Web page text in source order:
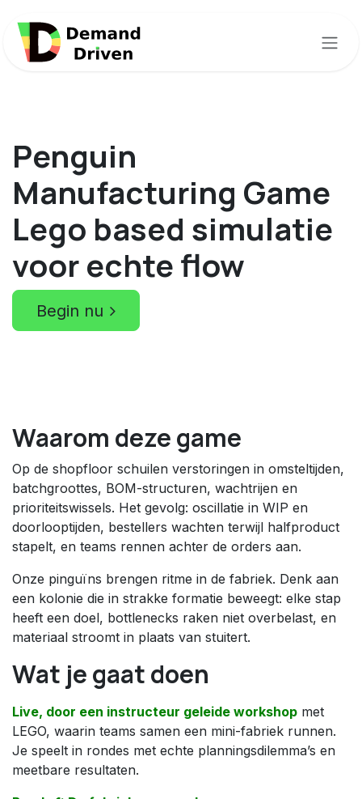
Penguin
Manufacturing Game
Lego based simulatie
voor echte flow
Begin nu
Waarom deze game
Op de shopfloor schuilen verstoringen in omsteltijden,
batchgroottes, BOM-structuren, wachtrijen en
prioriteitswissels. Het gevolg: oscillatie in WIP en
doorlooptijden, bestellers wachten terwijl halfproduct
stapelt, en teams rennen achter de orders aan.
Onze pinguïns brengen ritme in de fabriek. Denk aan
een kolonie die in strakke formatie beweegt: elke stap
heeft een doel, bottlenecks raken niet overbelast, en
materiaal stroomt in plaats van stuitert.
Wat je gaat doen
Live, door een instructeur geleide workshop met
LEGO, waarin teams samen een mini-fabriek runnen.
Je speelt in rondes met echte planningsdilemma’s en
meetbare resultaten.